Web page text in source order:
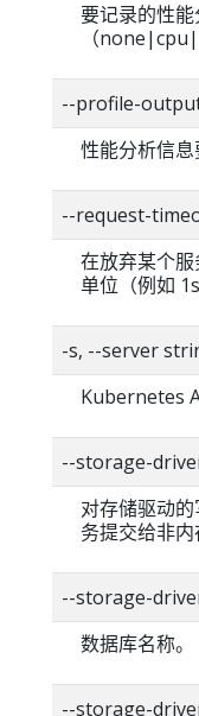
要记录的性
（
--profile-
性能分析信息
--request-
在放弃某个
单位（例如
-s, --server
Kubernetes
--storage-
对存储驱动
务提交给非内
--storage-
数据库名称。
--storage-